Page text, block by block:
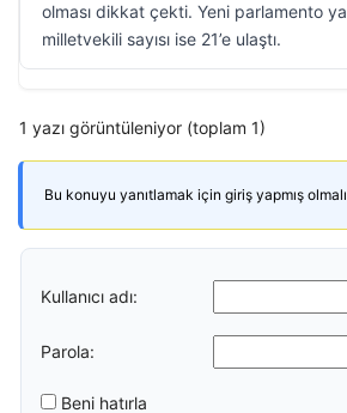
olması dikkat çekti. Yeni parlamento
milletvekili sayısı ise 21’e ulaştı.
1 yazı görüntüleniyor (toplam 1)
Bu konuyu yanıtlamak için giriş yapmış
Kullanıcı adı:
Parola:
Beni hatırla